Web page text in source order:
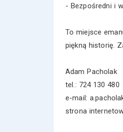
- Bezpośredni i
To miejsce
piękną historię.
Adam Pacholak
tel.: 724 130 480
e-mail:
strona